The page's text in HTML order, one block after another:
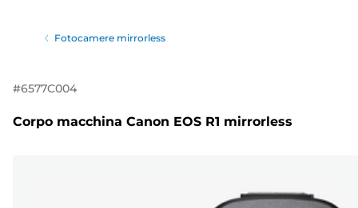
Fotocamere mirrorless
#6577C004
Corpo macchina Canon EOS R1 mirrorless